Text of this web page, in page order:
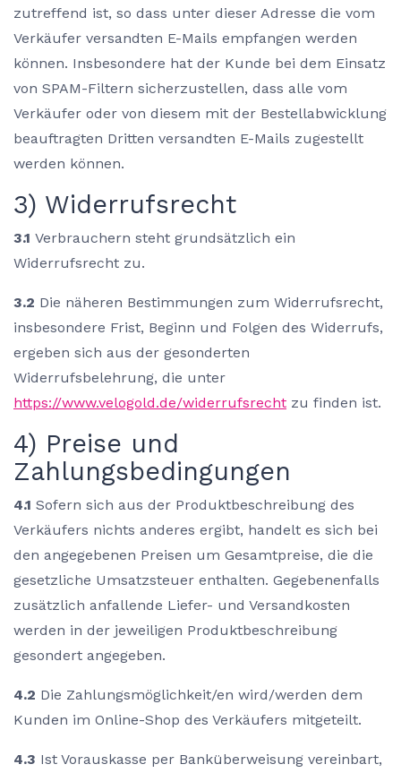
zutreffend ist, so dass unter dieser Adresse die vom
Verkäufer versandten E-Mails empfangen werden
können. Insbesondere hat der Kunde bei dem Einsatz
von SPAM-Filtern sicherzustellen, dass alle vom
Verkäufer oder von diesem mit der Bestellabwicklung
beauftragten Dritten versandten E-Mails zugestellt
werden können.
3) Widerrufsrecht
3.1 Verbrauchern steht grundsätzlich ein
Widerrufsrecht zu.
3.2 Die näheren Bestimmungen zum Widerrufsrecht,
insbesondere Frist, Beginn und Folgen des Widerrufs,
ergeben sich aus der gesonderten
Widerrufsbelehrung, die unter
https://www.velogold.de/widerrufsrecht zu finden ist.
4) Preise und
Zahlungsbedingungen
4.1 Sofern sich aus der Produktbeschreibung des
Verkäufers nichts anderes ergibt, handelt es sich bei
den angegebenen Preisen um Gesamtpreise, die die
gesetzliche Umsatzsteuer enthalten. Gegebenenfalls
zusätzlich anfallende Liefer- und Versandkosten
werden in der jeweiligen Produktbeschreibung
gesondert angegeben.
4.2 Die Zahlungsmöglichkeit/en wird/werden dem
Kunden im Online-Shop des Verkäufers mitgeteilt.
4.3 Ist Vorauskasse per Banküberweisung vereinbart,